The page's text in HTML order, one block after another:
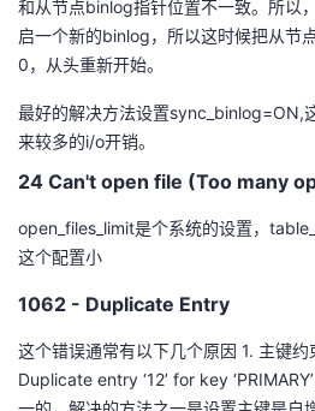
和从节点binlog指针位置不一致。所以
启一个新的binlog，所以这时候把从节
0，从头重新开始。
最好的解决方法设置sync_binlog=ON,
来较多的i/o开销。
24 Can't open file (Too many
open_files_limit是个系统的设置，
这个配置小
1062 - Duplicate Entry
这个错误通常有以下几个原因 1. 主键
Duplicate entry ‘12’ for key